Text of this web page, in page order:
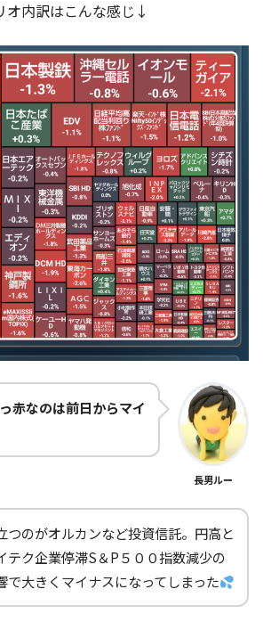
オ内訳はこんな感じ↓
赤なのは前日からマイ
長男ルー
つのがオルカンなど投資信託。円高と
テク企業停滞S＆P５００指数減少の
で大きくマイナスになってしまった